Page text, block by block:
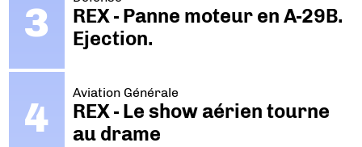
REX - Panne moteur en A-29B.
Ejection.
Aviation Générale
REX - Le show aérien tourne
au drame